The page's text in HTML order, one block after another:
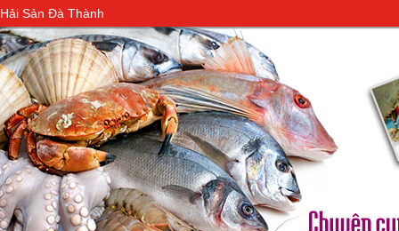
Hải Sản Đà Thành